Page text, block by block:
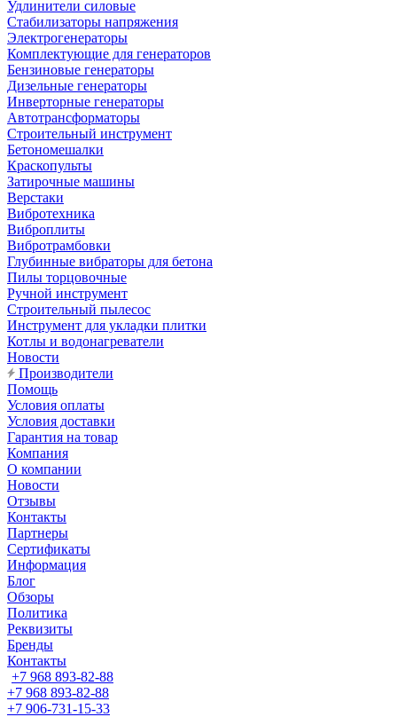
Удлинители силовые
Стабилизаторы напряжения
Электрогенераторы
Комплектующие для генераторов
Бензиновые генераторы
Дизельные генераторы
Инверторные генераторы
Автотрансформаторы
Строительный инструмент
Бетономешалки
Краскопульты
Затирочные машины
Верстаки
Вибротехника
Виброплиты
Вибротрамбовки
Глубинные вибраторы для бетона
Пилы торцовочные
Ручной инструмент
Строительный пылесос
Инструмент для укладки плитки
Котлы и водонагреватели
Новости
Производители
Помощь
Условия оплаты
Условия доставки
Гарантия на товар
Компания
О компании
Новости
Отзывы
Контакты
Партнеры
Сертификаты
Информация
Блог
Обзоры
Политика
Реквизиты
Бренды
Контакты
+7 968 893-82-88
+7 968 893-82-88
+7 906-731-15-33